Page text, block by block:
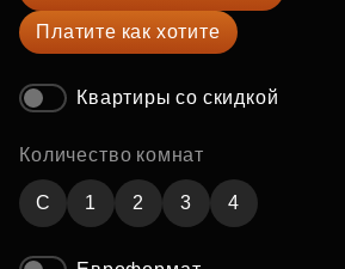
Платите как хотите
Квартиры со скидкой
Количество комнат
C 1 2 3 4